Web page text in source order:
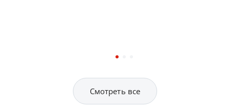
Смотреть все